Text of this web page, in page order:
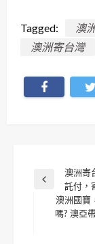
Tagged: 澳
澳洲寄台灣
文
Previous
澳洲寄
託付，
Next
澳洲國寶
嗎? 澳亞